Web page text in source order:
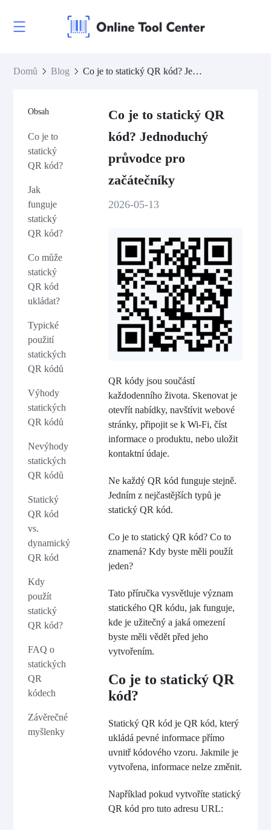
Domů Blog Co je to statický QR kód? Jednoduchý průvodce pro začátečníky
Obsah
Co je to
statický
QR kód?
Jak
funguje
statický
QR kód?
Co může
statický
QR kód
ukládat?
Typické
použití
statických
QR kódů
Výhody
statických
QR kódů
Nevýhody
statických
QR kódů
Statický
QR kód
vs.
dynamický
QR kód
Kdy
použít
statický
QR kód?
FAQ o
statických
QR
kódech
Závěrečné
myšlenky
Co je to statický QR
kód? Jednoduchý
průvodce pro
začátečníky
2026-05-13
QR kódy jsou součástí
každodenního života. Skenovat je
otevřít nabídky, navštívit webové
stránky, připojit se k Wi-Fi, číst
informace o produktu, nebo uložit
kontaktní údaje.
Ne každý QR kód funguje stejně.
Jedním z nejčastějších typů je
statický QR kód.
Co je to statický QR kód? Co to
znamená? Kdy byste měli použít
jeden?
Tato příručka vysvětluje význam
statického QR kódu, jak funguje,
kde je užitečný a jaká omezení
byste měli vědět před jeho
vytvořením.
Co je to statický QR
kód?
Statický QR kód je QR kód, který
ukládá pevné informace přímo
uvnitř kódového vzoru. Jakmile je
vytvořena, informace nelze změnit.
Například pokud vytvoříte statický
QR kód pro tuto adresu URL: